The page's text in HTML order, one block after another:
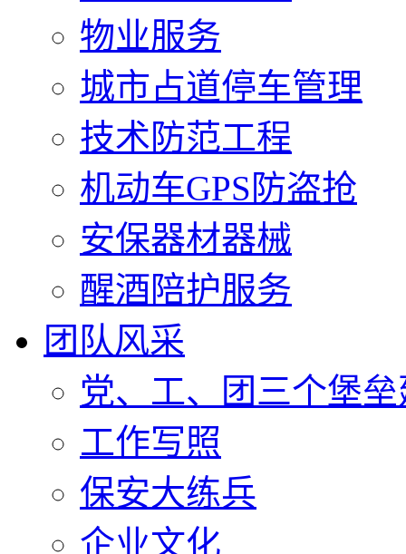
物业服务
城市占道停车管理
技术防范工程
机动车GPS防盗抢
安保器材器械
醒酒陪护服务
团队风采
党、工、团三个堡
工作写照
保安大练兵
企业文化